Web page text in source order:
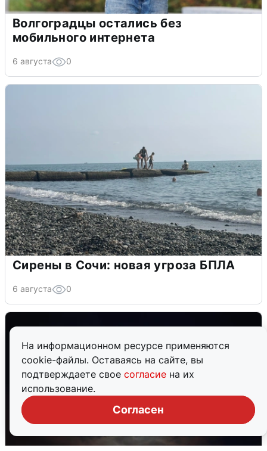
На информационном ресурсе применяются
cookie-файлы. Оставаясь на сайте, вы
подтверждаете свое согласие на их
использование.
Согласен
Волгоградцы остались без
мобильного интернета
6 августа 0
Сирены в Сочи: новая угроза БПЛА
6 августа 0